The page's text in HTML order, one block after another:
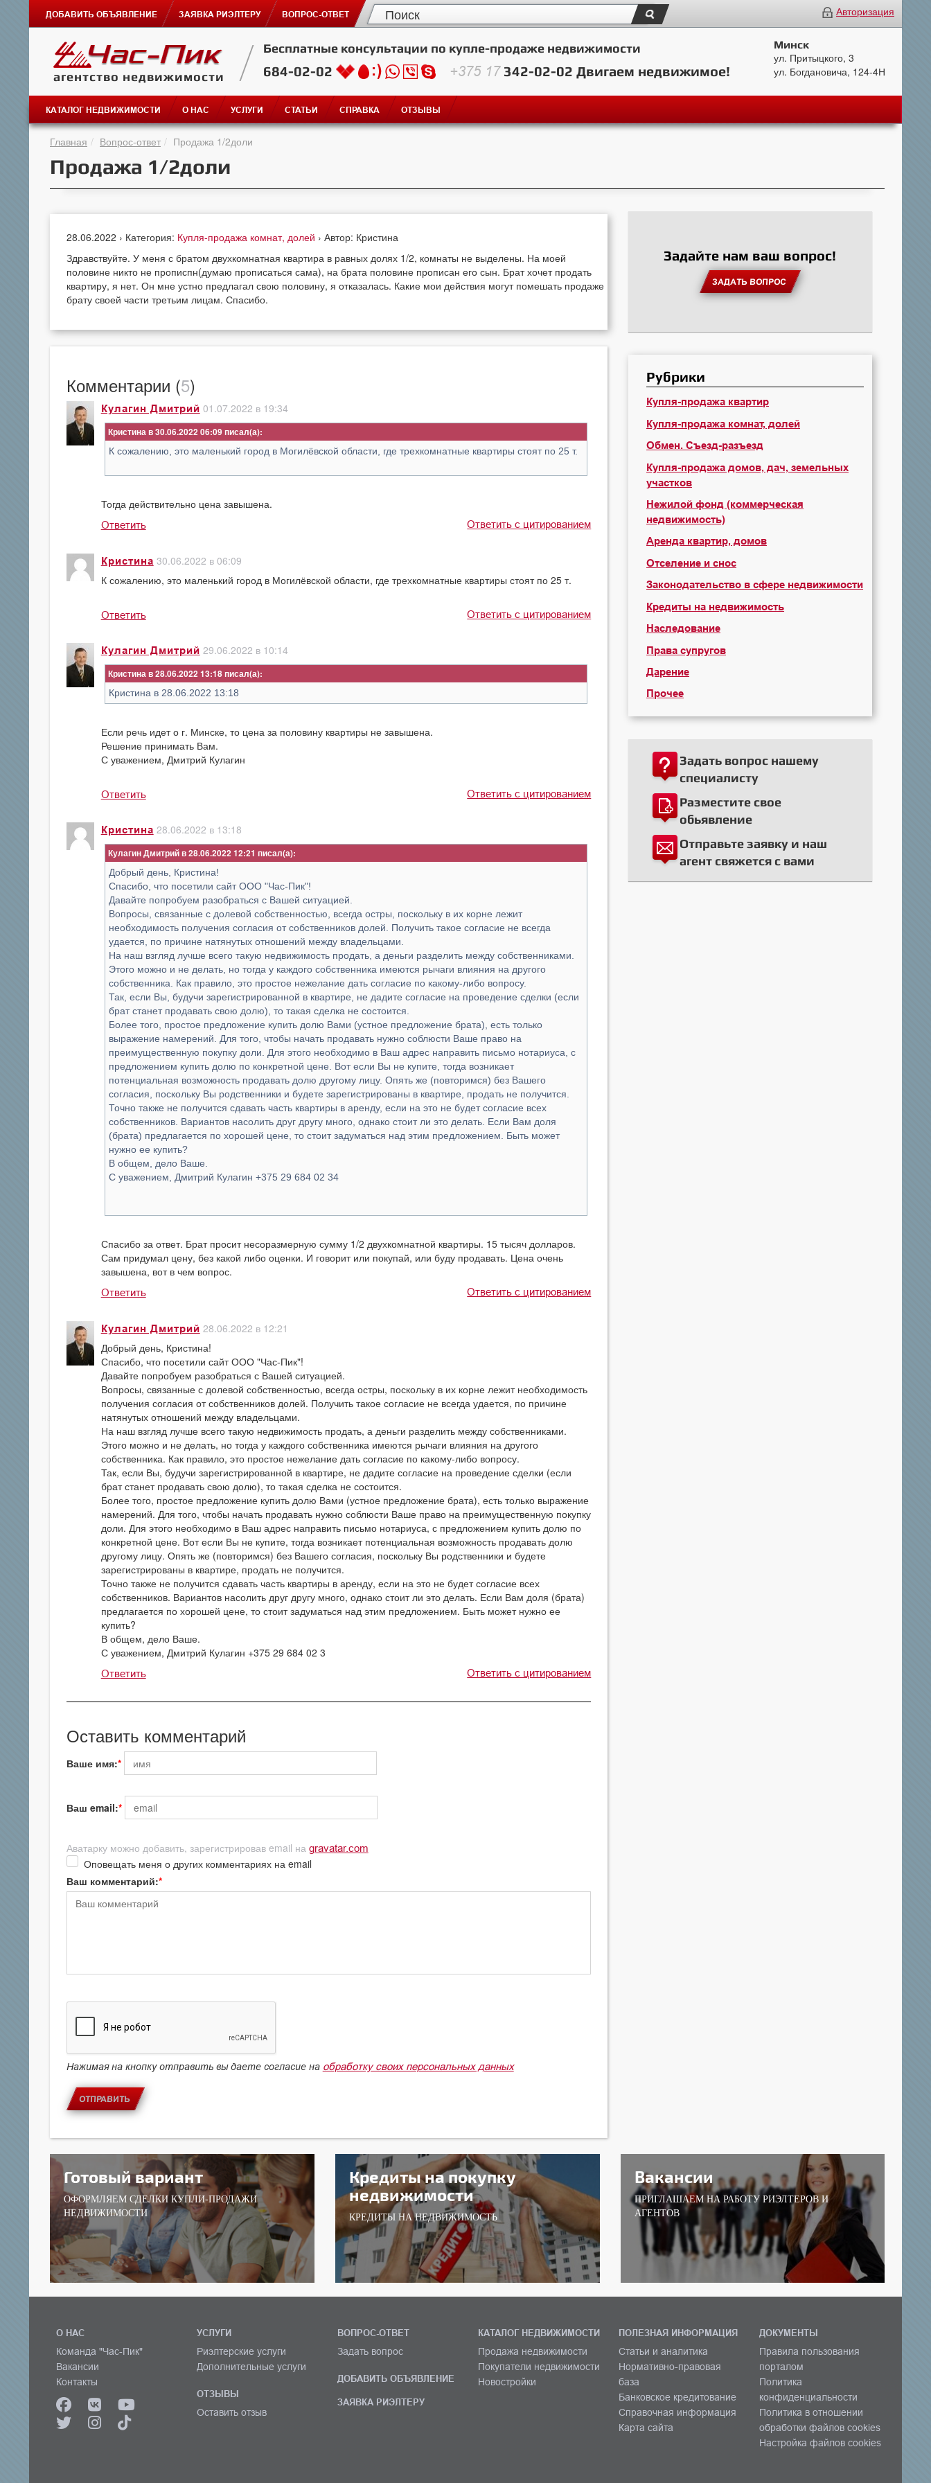
ДОБАВИТЬ ОБЪЯВЛЕНИЕ ЗАЯВКА РИЭЛТЕРУ ВОПРОС-ОТВЕТ Авторизация
агентство недвижимости
Бесплатные консультации по купле-продаже недвижимости
684-02-02 +375 17342-02-02 Двигаем недвижимое!
Минск
ул. Притыцкого, 3
ул. Богдановича, 124-4Н
КАТАЛОГ НЕДВИЖИМОСТИ О НАС УСЛУГИ СТАТЬИ СПРАВКА ОТЗЫВЫ
Главная Вопрос-ответ Продажа 1/2доли
Продажа 1/2доли
28.06.2022 › Категория: Купля-продажа комнат, долей › Автор: Кристина
Здравствуйте. У меня с братом двухкомнатная квартира в равных долях 1/2, комнаты не выделены. На моей
половине никто не прописпн(думаю прописаться сама), на брата половине прописан его сын. Брат хочет продать
квартиру, я нет. Он мне устно предлагал свою половину, я отказалась. Какие мои действия могут помешать продаже
брату своей части третьим лицам. Спасибо.
Комментарии (5)
Кулагин Дмитрий 01.07.2022 в 19:34
Кристина в 30.06.2022 06:09
К сожалению, это маленький город в Могилёвской области, где трехкомнатные квартиры стоят по 25 т.
Тогда действительно цена завышена.
Ответить Ответить с цитированием
Кристина 30.06.2022 в 06:09
К сожалению, это маленький город в Могилёвской области, где трехкомнатные квартиры стоят по 25 т.
Ответить Ответить с цитированием
Кулагин Дмитрий 29.06.2022 в 10:14
Кристина в 28.06.2022 13:18
Кристина в 28.06.2022 13:18
Если речь идет о г. Минске, то цена за половину квартиры не завышена.
Решение принимать Вам.
С уважением, Дмитрий Кулагин
Ответить Ответить с цитированием
Кристина 28.06.2022 в 13:18
Кулагин Дмитрий в 28.06.2022 12:21
Добрый день, Кристина!
Спасибо, что посетили сайт ООО "Час-Пик"!
Давайте попробуем разобраться с Вашей ситуацией.
Вопросы, связанные с долевой собственностью, всегда остры, поскольку в их корне лежит
необходимость получения согласия от собственников долей. Получить такое согласие не всегда
удается, по причине натянутых отношений между владельцами.
На наш взгляд лучше всего такую недвижимость продать, а деньги разделить между собственниками.
Этого можно и не делать, но тогда у каждого собственника имеются рычаги влияния на другого
собственника. Как правило, это простое нежелание дать согласие по какому-либо вопросу.
Так, если Вы, будучи зарегистрированной в квартире, не дадите согласие на проведение сделки (если
брат станет продавать свою долю), то такая сделка не состоится.
Более того, простое предложение купить долю Вами (устное предложение брата), есть только
выражение намерений. Для того, чтобы начать продавать нужно соблюсти Ваше право на
преимущественную покупку доли. Для этого необходимо в Ваш адрес направить письмо нотариуса, с
предложением купить долю по конкретной цене. Вот если Вы не купите, тогда возникает
потенциальная возможность продавать долю другому лицу. Опять же (повторимся) без Вашего
согласия, поскольку Вы родственники и будете зарегистрированы в квартире, продать не получится.
Точно также не получится сдавать часть квартиры в аренду, если на это не будет согласие всех
собственников. Вариантов насолить друг другу много, однако стоит ли это делать. Если Вам доля
(брата) предлагается по хорошей цене, то стоит задуматься над этим предложением. Быть может
нужно ее купить?
В общем, дело Ваше.
С уважением, Дмитрий Кулагин +375 29 684 02 34
Спасибо за ответ. Брат просит несоразмерную сумму 1/2 двухкомнатной квартиры. 15 тысяч долларов.
Сам придумал цену, без какой либо оценки. И говорит или покупай, или буду продавать. Цена очень
завышена, вот в чем вопрос.
Ответить Ответить с цитированием
Кулагин Дмитрий 28.06.2022 в 12:21
Добрый день, Кристина!
Спасибо, что посетили сайт ООО "Час-Пик"!
Давайте попробуем разобраться с Вашей ситуацией.
Вопросы, связанные с долевой собственностью, всегда остры, поскольку в их корне лежит необходимость
получения согласия от собственников долей. Получить такое согласие не всегда удается, по причине
натянутых отношений между владельцами.
На наш взгляд лучше всего такую недвижимость продать, а деньги разделить между собственниками.
Этого можно и не делать, но тогда у каждого собственника имеются рычаги влияния на другого
собственника. Как правило, это простое нежелание дать согласие по какому-либо вопросу.
Так, если Вы, будучи зарегистрированной в квартире, не дадите согласие на проведение сделки (если
брат станет продавать свою долю), то такая сделка не состоится.
Более того, простое предложение купить долю Вами (устное предложение брата), есть только выражение
намерений. Для того, чтобы начать продавать нужно соблюсти Ваше право на преимущественную покупку
доли. Для этого необходимо в Ваш адрес направить письмо нотариуса, с предложением купить долю по
конкретной цене. Вот если Вы не купите, тогда возникает потенциальная возможность продавать долю
другому лицу. Опять же (повторимся) без Вашего согласия, поскольку Вы родственники и будете
зарегистрированы в квартире, продать не получится.
Точно также не получится сдавать часть квартиры в аренду, если на это не будет согласие всех
собственников. Вариантов насолить друг другу много, однако стоит ли это делать. Если Вам доля (брата)
предлагается по хорошей цене, то стоит задуматься над этим предложением. Быть может нужно ее
купить?
В общем, дело Ваше.
С уважением, Дмитрий Кулагин +375 29 684 02 3
Ответить Ответить с цитированием
Оставить комментарий
Ваше имя:
Ваш email:
Аватарку можно добавить, зарегистрировав email на gravatar.com
Оповещать меня о других комментариях на email
Ваш комментарий:
Нажимая на кнопку отправить вы даете согласие на обработку своих персональных данных
ОТПРАВИТЬ
Задайте нам ваш вопрос!
ЗАДАТЬ ВОПРОС
Рубрики
Купля-продажа квартир
Купля-продажа комнат, долей
Обмен. Съезд-разъезд
Купля-продажа домов, дач, земельных
участков
Нежилой фонд (коммерческая
недвижимость)
Аренда квартир, домов
Отселение и снос
Законодательство в сфере недвижимости
Кредиты на недвижимость
Наследование
Права супругов
Дарение
Прочее
Задать вопрос нашему
специалисту
Разместите свое
обьявление
Отправьте заявку и наш
агент свяжется с вами
Готовый вариант
ОФОРМЛЯЕМ СДЕЛКИ КУПЛИ-ПРОДАЖИ
НЕДВИЖИМОСТИ
Кредиты на покупку
недвижимости
КРЕДИТЫ НА НЕДВИЖИМОСТЬ
Вакансии
ПРИГЛАШАЕМ НА РАБОТУ РИЭЛТЕРОВ И
АГЕНТОВ
О НАС
Команда "Час-Пик"
Вакансии
Контакты
УСЛУГИ
Риэлтерские услуги
Дополнительные услуги
ОТЗЫВЫ
Оставить отзыв
ВОПРОС-ОТВЕТ
Задать вопрос
ДОБАВИТЬ ОБЪЯВЛЕНИЕ
ЗАЯВКА РИЭЛТЕРУ
КАТАЛОГ НЕДВИЖИМОСТИ
Продажа недвижимости
Покупатели недвижимости
Новостройки
ПОЛЕЗНАЯ ИНФОРМАЦИЯ
Статьи и аналитика
Нормативно-правовая
база
Банковское кредитование
Справочная информация
Карта сайта
ДОКУМЕНТЫ
Правила пользования
порталом
Политика
конфиденциальности
Политика в отношении
обработки файлов cookies
Настройка файлов cookies